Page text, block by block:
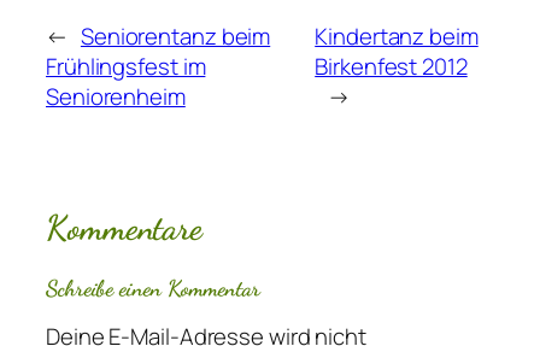
← Seniorentanz beim
Frühlingsfest im
Seniorenheim
Kindertanz beim
Birkenfest 2012
→
Kommentare
Schreibe einen Kommentar
Deine E-Mail-Adresse wird nicht